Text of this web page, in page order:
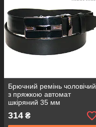
Брючний ремінь чоловічий
з пряжкою автомат
шкіряний 35 мм
314 ₴